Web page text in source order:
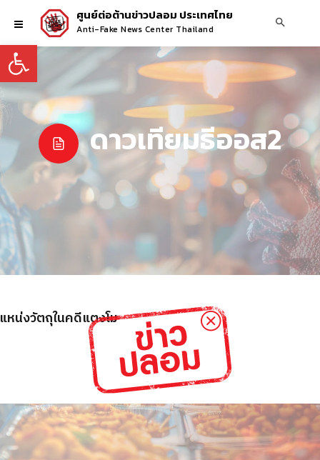
Open toolbar
ศูนย์ต่อต้านข่าวปลอม ประเทศไทย
Anti-Fake News Center Thailand
ดาวเทียมธีออส2
น่งวัตถุในคดีแตงโม